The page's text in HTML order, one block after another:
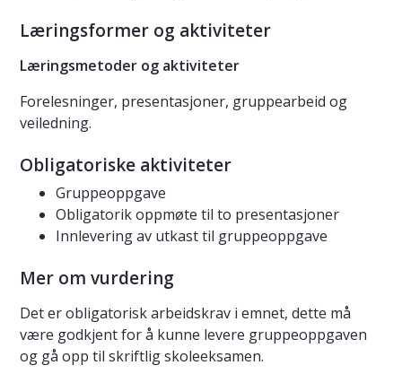
Læringsformer og aktiviteter
Læringsmetoder og aktiviteter
Forelesninger, presentasjoner, gruppearbeid og
veiledning.
Obligatoriske aktiviteter
Gruppeoppgave
Obligatorik oppmøte til to presentasjoner
Innlevering av utkast til gruppeoppgave
Mer om vurdering
Det er obligatorisk arbeidskrav i emnet, dette må
være godkjent for å kunne levere gruppeoppgaven
og gå opp til skriftlig skoleeksamen.